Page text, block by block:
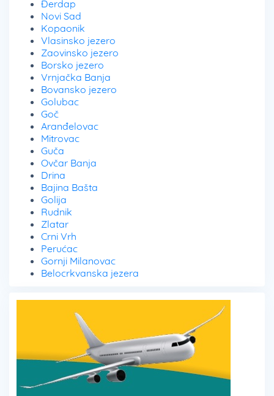
Đerdap
Novi Sad
Kopaonik
Vlasinsko jezero
Zaovinsko jezero
Borsko jezero
Vrnjačka Banja
Bovansko jezero
Golubac
Goč
Aranđelovac
Mitrovac
Guča
Ovčar Banja
Drina
Bajina Bašta
Golija
Rudnik
Zlatar
Crni Vrh
Perućac
Gornji Milanovac
Belocrkvanska jezera